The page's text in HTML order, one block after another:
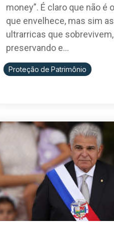
money”. É claro que não é
que envelhece, mas sim
ultrarricas que sobrevivem,
preservando e...
Proteção de Patrimônio